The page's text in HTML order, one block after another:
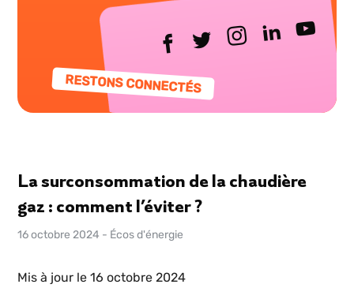
RESTONS CONNECTÉS
La surconsommation de la chaudière
gaz : comment l’éviter ?
16 octobre 2024 - Écos d'énergie
Mis à jour le 16 octobre 2024